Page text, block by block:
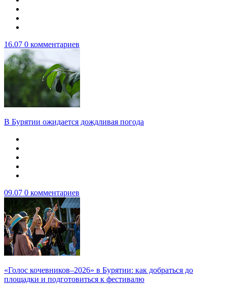
16.07 0 комментариев
В Бурятии ожидается дождливая погода
09.07 0 комментариев
«Голос кочевников–2026» в Бурятии: как добраться до
площадки и подготовиться к фестивалю